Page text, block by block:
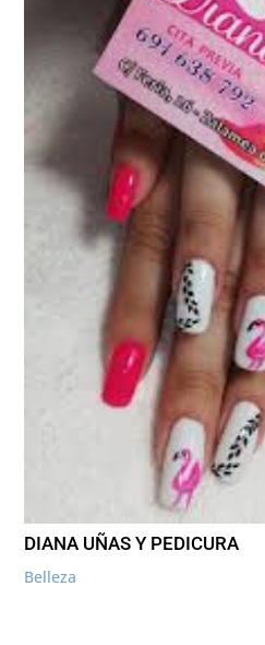
DIANA UÑAS Y PEDICURA
Belleza